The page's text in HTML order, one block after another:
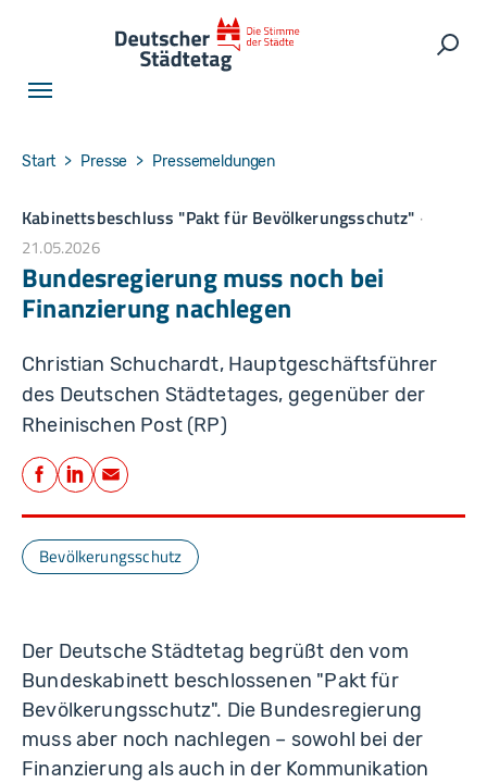
You are here:
Start Presse Pressemeldungen
Kabinettsbeschluss "Pakt für Bevölkerungsschutz"
21.05.2026
Bundesregierung muss noch bei
Finanzierung nachlegen
Christian Schuchardt, Hauptgeschäftsführer
des Deutschen Städtetages, gegenüber der
Rheinischen Post (RP)
Teilen
Facebook
LinkedIn
E-Mail
Bevölkerungsschutz
Der Deutsche Städtetag begrüßt den vom
Bundeskabinett beschlossenen "Pakt für
Bevölkerungsschutz". Die Bundesregierung
muss aber noch nachlegen – sowohl bei der
Finanzierung als auch in der Kommunikation